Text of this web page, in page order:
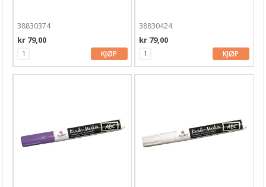
38830374
kr 79,00
KJØP
38830424
kr 79,00
KJØP